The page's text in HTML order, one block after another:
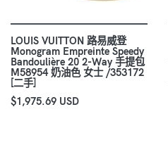
LOUIS VUITTON 路易威登
Monogram Empreinte Speedy
Bandoulière 20 2-Way 手提包
M58954 奶油色 女士 /353172
[二手]
$1,975.69 USD